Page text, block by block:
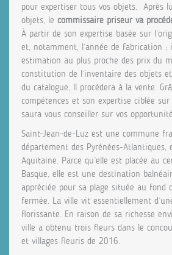
pour expertiser tous vos objets. Après
objets, le commissaire priseur va
À partir de son expertise basée sur
et, notamment, l’année de fabrication ;
estimation au plus proche des prix du
constitution de l’inventaire des objets
du catalogue, Il procédera à la vente.
compétences et son expertise ciblée
saura vous conseiller sur vos
Saint-Jean-de-Luz est une commune
département des Pyrénées-Atlantiques,
Aquitaine. Parce qu’elle est placée au
Basque, elle est une destination
appréciée pour sa plage située au fond
fermée. La ville vit essentiellement
florissante. En raison de sa richesse
ville a obtenu trois fleurs dans le
et villages fleuris de 2016.